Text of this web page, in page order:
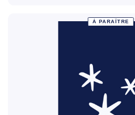
À PARAÎTRE